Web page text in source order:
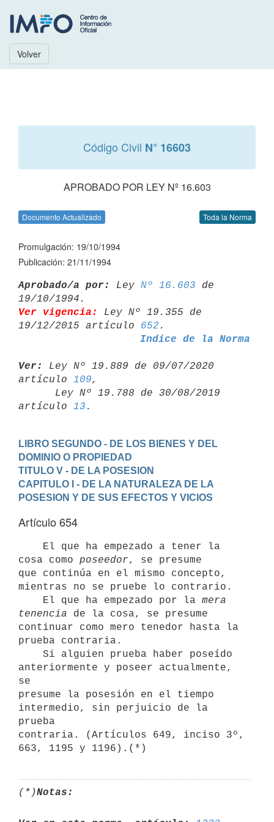
Volver
Código Civil N° 16603
APROBADO POR LEY Nº 16.603
Documento Actualizado Toda la Norma
Promulgación: 19/10/1994
Publicación: 21/11/1994
Aprobado/a por: Ley Nº 16.603 de
Ver vigencia:
Ley Nº 19.355 de
19/12/2015 artículo 652
Indice de la Norma
Ver:
Ley Nº 19.889 de 09/07/2020
artículo 109,
artículo 13
LIBRO SEGUNDO - DE LOS BIENES Y DEL
DOMINIO O PROPIEDAD
TITULO V - DE LA POSESION
CAPITULO I - DE LA NATURALEZA DE LA
POSESION Y DE SUS EFECTOS Y VICIOS
Artículo 654
cosa como poseedor, se presume
que continúa en el mismo concepto,
mientras no se pruebe lo contrario.
    El que ha empezado por la
mera
tenencia de la cosa, se presume
continuar como mero tenedor hasta la
prueba contraria.
anteriormente y poseer actualmente,
se
presume la posesión en el tiempo
intermedio, sin perjuicio de la
prueba
contraria. (Artículos 649, inciso 3º,
(*)Notas: